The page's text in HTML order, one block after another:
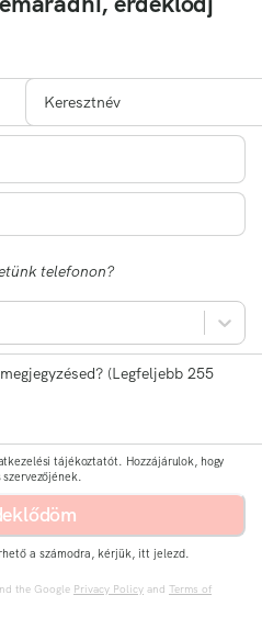
telefonon?
tájékoztatót. Hozzájárulok, hogy
a számodra, kérjük, itt jelezd.
the Google Privacy Policy and Terms of